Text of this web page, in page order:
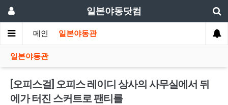
일본야동닷컴
메인 일본야동관
일본야동관
[오피스걸] 오피스 레이디 상사의 사무실에서 뒤
에가 터진 스커트로 팬티를